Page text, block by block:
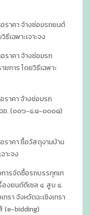
ราคา จ้างซ่อมรถยนต์
เฉพาะเจาะจง
ราคา จ้างซ่อมรถ
การ โดยวิธีเฉพาะ
ราคา จ้างซ่อมรถ
ฉช. (๐๐๖-๔๘-๐๐๐๘)
ราคา ซื้อวัสดุงานบ้าน
าะจง
ารจัดซื้อรถบรรทุกเท
องยนต์ดีเซล ๔ สูบ ๔
ทรา จังหวัดฉะเชิงเทรา
(e-bidding)